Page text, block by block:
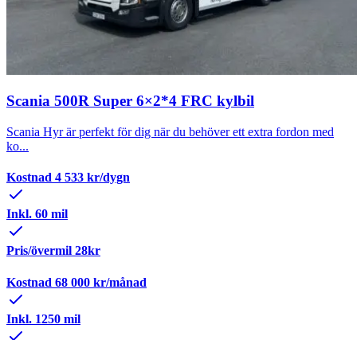
Scania 500R Super 6×2*4 FRC kylbil
Scania Hyr är perfekt för dig när du behöver ett extra fordon med
ko...
Kostnad 4 533 kr/dygn
Inkl. 60 mil
Pris/övermil 28kr
Kostnad 68 000 kr/månad
Inkl. 1250 mil